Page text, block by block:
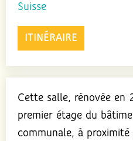
Suisse
ITINÉRAIRE
Cette salle, rénovée en
premier étage du
communale, à